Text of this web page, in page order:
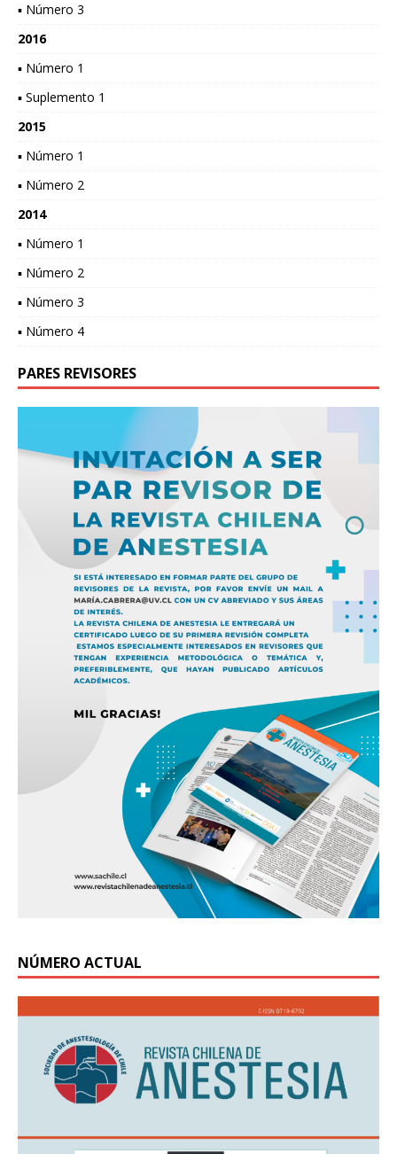
▪ Número 3
2016
▪ Número 1
▪ Suplemento 1
2015
▪ Número 1
▪ Número 2
2014
▪ Número 1
▪ Número 2
▪ Número 3
▪ Número 4
PARES REVISORES
NÚMERO ACTUAL